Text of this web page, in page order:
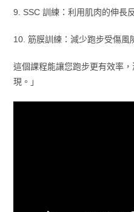
9. SSC 訓練：利用肌肉的伸長
10. 筋膜訓練：減少跑步受傷風
這個課程能讓您跑步更有效率
現。」